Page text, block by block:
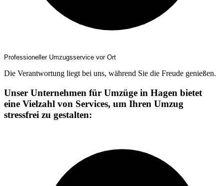
Professioneller Umzugsservice vor Ort
Die Verantwortung liegt bei uns, während Sie die Freude genießen.
Unser Unternehmen für Umzüge in Hagen bietet
eine Vielzahl von Services, um Ihren Umzug
stressfrei zu gestalten: